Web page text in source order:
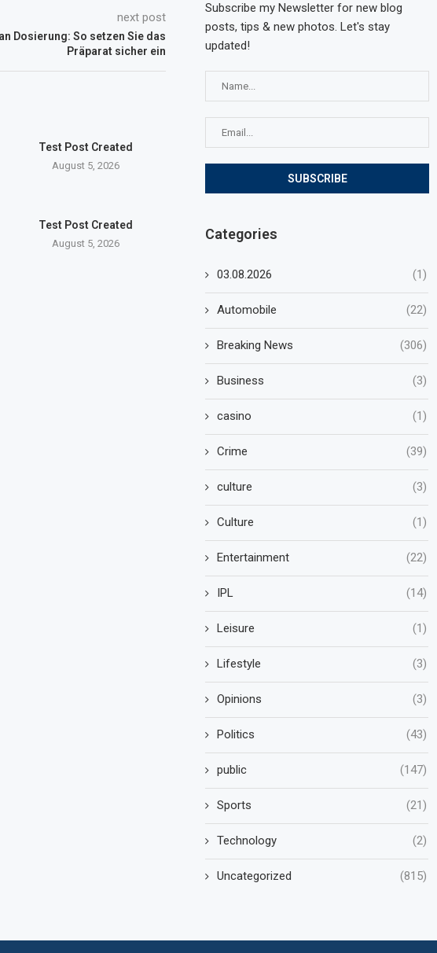
next post
Dosierung: So setzen Sie das
Präparat sicher ein
Test Post Created
August 5, 2026
Test Post Created
August 5, 2026
Subscribe my Newsletter for new blog
posts, tips & new photos. Let's stay
updated!
Categories
03.08.2026 (1)
Automobile (22)
Breaking News (306)
Business (3)
casino (1)
Crime (39)
culture (3)
Culture (1)
Entertainment (22)
IPL (14)
Leisure (1)
Lifestyle (3)
Opinions (3)
Politics (43)
public (147)
Sports (21)
Technology (2)
Uncategorized (815)